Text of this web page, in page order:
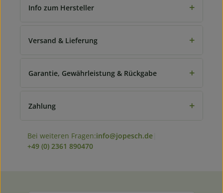
Info zum Hersteller +
Versand & Lieferung +
Garantie, Gewährleistung & Rückgabe +
Zahlung +
Bei weiteren Fragen:info@jopesch.de
+49 (0) 2361 890470